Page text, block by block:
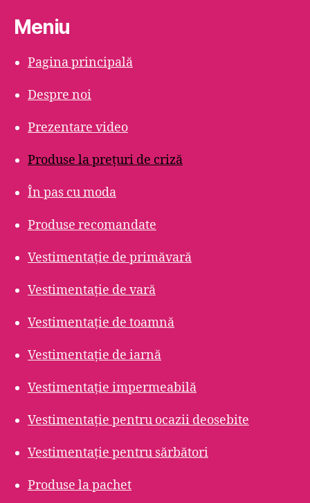
Meniu
Pagina principală
Despre noi
Prezentare video
Produse la prețuri de criză
În pas cu moda
Produse recomandate
Vestimentație de primăvară
Vestimentație de vară
Vestimentație de toamnă
Vestimentație de iarnă
Vestimentație impermeabilă
Vestimentație pentru ocazii deosebite
Vestimentație pentru sărbători
Produse la pachet